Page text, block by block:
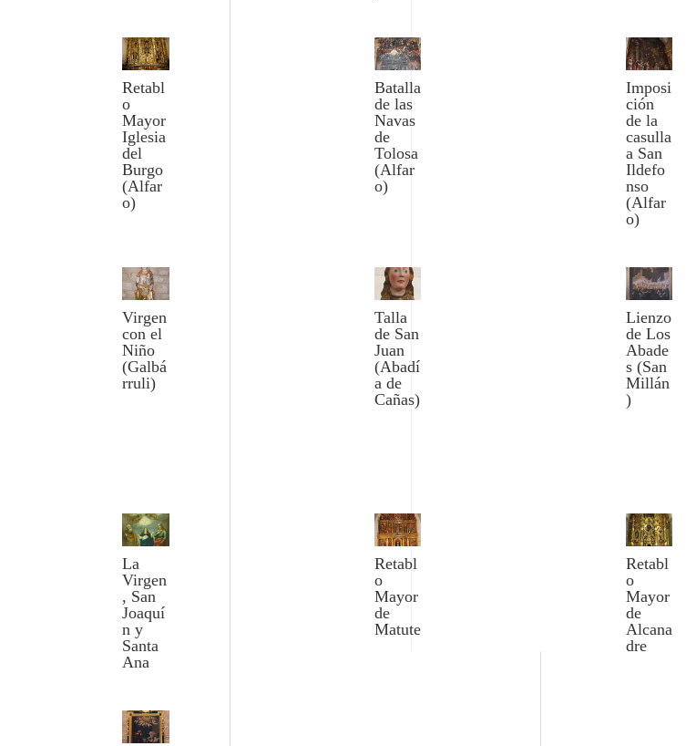
Retabl
o
Mayor
Iglesia
del
Burgo
(Alfar
o)
Batalla
de las
Navas
de
Tolosa
(Alfar
o)
Imposi
ción
de la
casulla
a San
Ildefo
nso
(Alfar
o)
Virgen
con el
Niño
(Galbá
rruli)
Talla
de San
Juan
(Abadí
a de
Cañas)
Lienzo
de Los
Abade
s (San
Millán
)
La
Virgen
, San
Joaquí
n y
Santa
Ana
Retabl
o
Mayor
de
Matute
Retabl
o
Mayor
de
Alcana
dre